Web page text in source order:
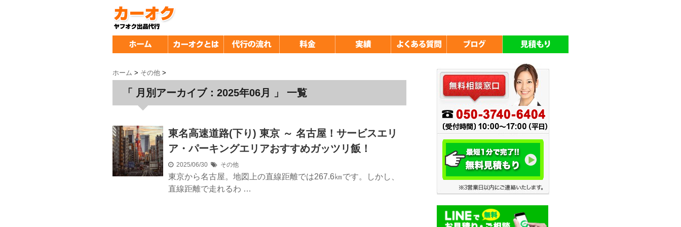
ホーム > その他 >
「 月別アーカイブ：2025年06月 」 一覧
東名高速道路(下り) 東京 ～ 名古屋！サービスエリ
ア・パーキングエリアおすすめガッツリ飯！
2025/06/30 その他
東京から名古屋。地図上の直線距離では267.6㎞です。しかし、
直線距離で走れるわ …